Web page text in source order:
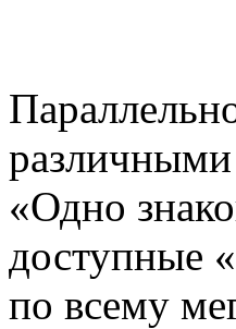
различными
«Одно
доступные
по всему